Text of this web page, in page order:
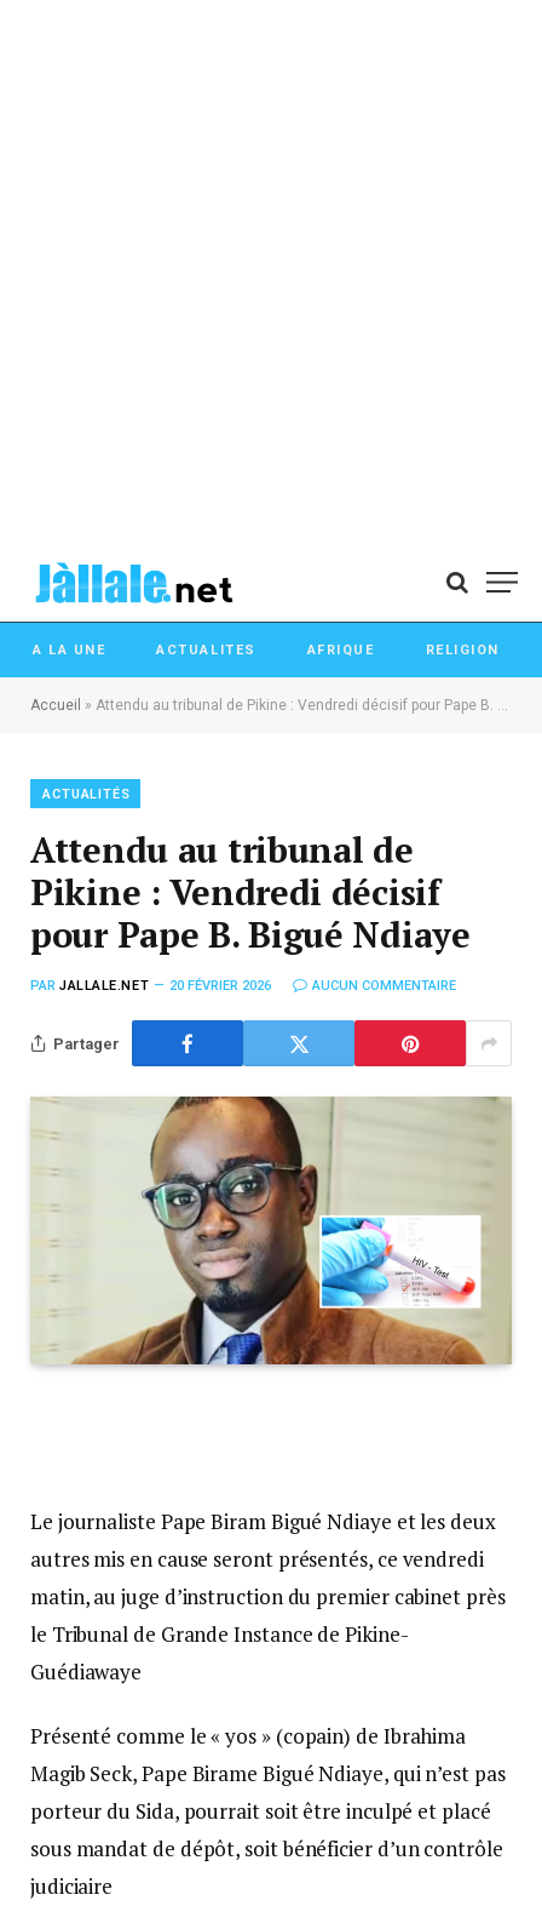
A LA UNE ACTUALITES AFRIQUE RELIGION
Accueil » Attendu au tribunal de Pikine : Vendredi décisif pour Pape B. Bigué Ndiaye
ACTUALITÉS
Attendu au tribunal de
Pikine : Vendredi décisif
pour Pape B. Bigué Ndiaye
PAR JALLALE.NET 20 FÉVRIER 2026 AUCUN COMMENTAIRE
Partager
Le journaliste Pape Biram Bigué Ndiaye et les deux
autres mis en cause seront présentés, ce vendredi
matin, au juge d’instruction du premier cabinet près
le Tribunal de Grande Instance de Pikine-
Guédiawaye
Présenté comme le « yos » (copain) de Ibrahima
Magib Seck, Pape Birame Bigué Ndiaye, qui n’est pas
porteur du Sida, pourrait soit être inculpé et placé
sous mandat de dépôt, soit bénéficier d’un contrôle
judiciaire